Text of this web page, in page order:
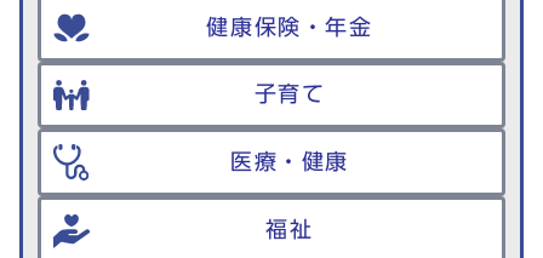
健康保険・年金
子育て
医療・健康
福祉